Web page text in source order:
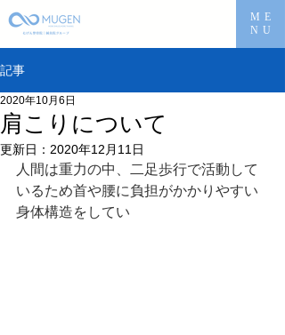
ME
NU
記事
肩こりについて
2020年10月6日
更新日： 2020年12月11日
人間は重力の中、二足歩行で活動して
いるため首や腰に負担がかかりやすい
身体構造をしてい